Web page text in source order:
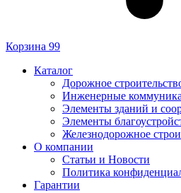
Корзина 99
Каталог
Дорожное
Инженерные
Элементы зданий и
Элементы
Железнодорожное
О компании
Статьи и Новости
Политика
Гарантии